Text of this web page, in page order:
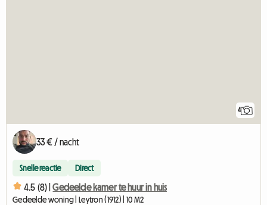
4
33 € / nacht
Snelle reactie Direct
4.5 (8) | Gedeelde kamer te huur in huis
Gedeelde woning | Leytron (1912) | 10 M2